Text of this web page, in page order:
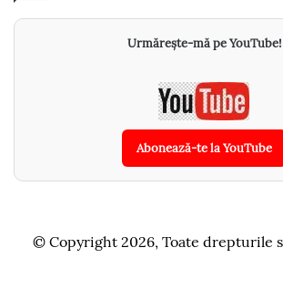
Urmărește-mă pe YouTube!
Abonează-te la YouTube
© Copyright 2026, Toate drepturile